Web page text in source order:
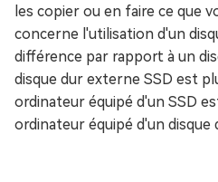
les copier ou en faire ce que
concerne l'utilisation d'un
différence par rapport à un
disque dur externe SSD est
ordinateur équipé d'un SSD
ordinateur équipé d'un disque